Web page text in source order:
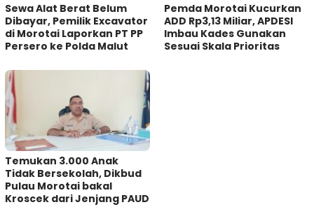
Sewa Alat Berat Belum
Dibayar, Pemilik Excavator
di Morotai Laporkan PT PP
Persero ke Polda Malut
Pemda Morotai Kucurkan
ADD Rp3,13 Miliar, APDESI
Imbau Kades Gunakan
Sesuai Skala Prioritas
Temukan 3.000 Anak
Tidak Bersekolah, Dikbud
Pulau Morotai bakal
Kroscek dari Jenjang PAUD